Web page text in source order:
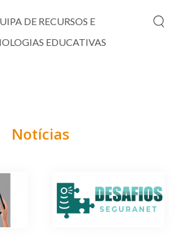
DE RECURSOS E
EDUCATIVAS
Notícias